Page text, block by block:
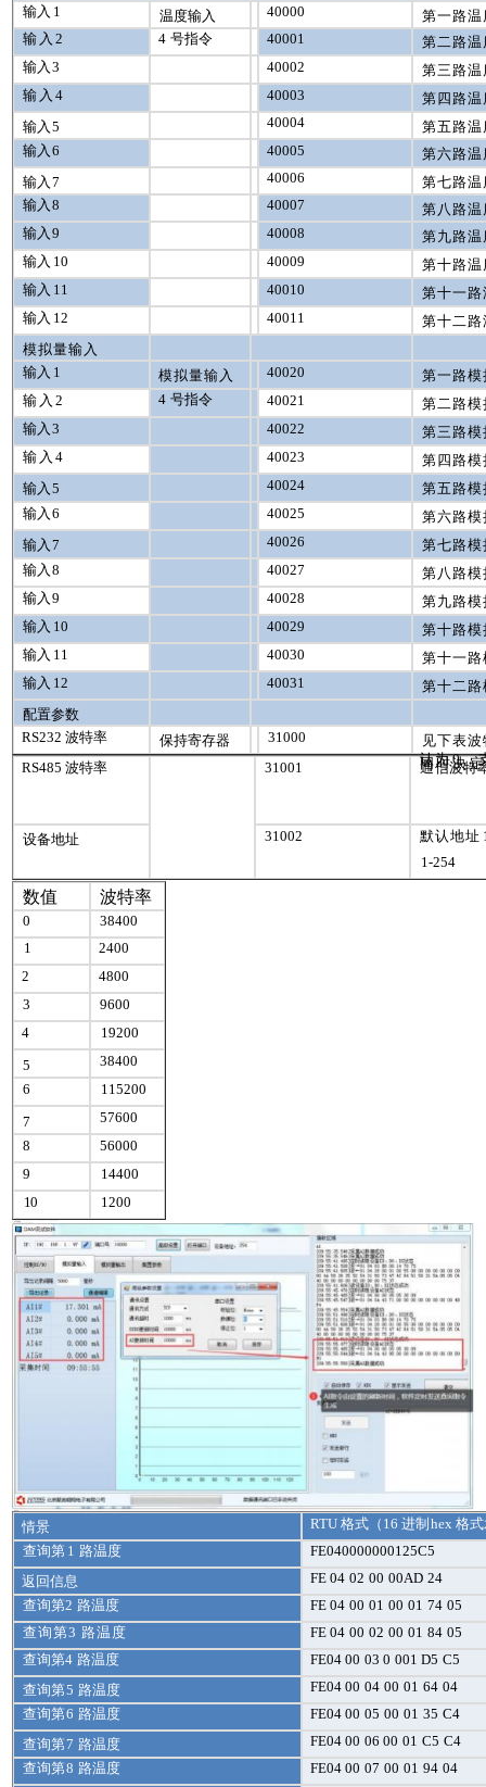
输入 1 温度输入 40000
第一路温
输入 2 4 号指令 40001
第二路温
输入 3 40002
第三路温
输入 4 40003
第四路温
输入 5 40004
第五路温
输入 6 40005
第六路温
输入 7 40006
第七路温
输入 8 40007
第八路温
输入 9 40008
第九路温
输入 10 40009
第十路温
输入 11 40010
第十一
输入 12 40011
第十二
模拟量输入
输入 1 模拟量输入 40020
第一路
输入 2 4 号指令 40021
第二路
输入 3 40022
第三路
输入 4 40023
第四路
输入 5 40024
第五路
输入 6 40025
第六路
输入 7 40026
第七路
输入 8 40027
第八路
输入 9 40028
第九路
输入 10 40029
第十路
输入 11 40030
第十一
输入 12 40031
第十二
配置参数
RS232 波特率 保持寄存器 31000
见下表
RS485 波特率 31001
认为0 ，
同时决定
通信波特
设备地址 31002 默认地址
1-254
数值 波特率
0
38400
1
2400
2
4800
3
9600
4
19200
5
38400
6
115200
7
57600
8
56000
9
14400
10
1200
情景 RTU 格式（ 16 进制 hex 格
查询第 1 路温度 FE040000000125C5
返回信息
FE04 02 00 00AD 24
查询第2 路温度 FE04 00 01 00 01 74 05
查询第3 路温度 FE04 00 02 00 01 84 05
查询第4 路温度 FE04 00 03 0 001 D5 C5
查询第5 路温度 FE04 00 04 00 01 64 04
查询第6 路温度 FE04 00 05 00 01 35 C4
查询第7 路温度 FE04 00 06 00 01 C5 C4
查询第8 路温度 FE04 00 07 00 01 94 04